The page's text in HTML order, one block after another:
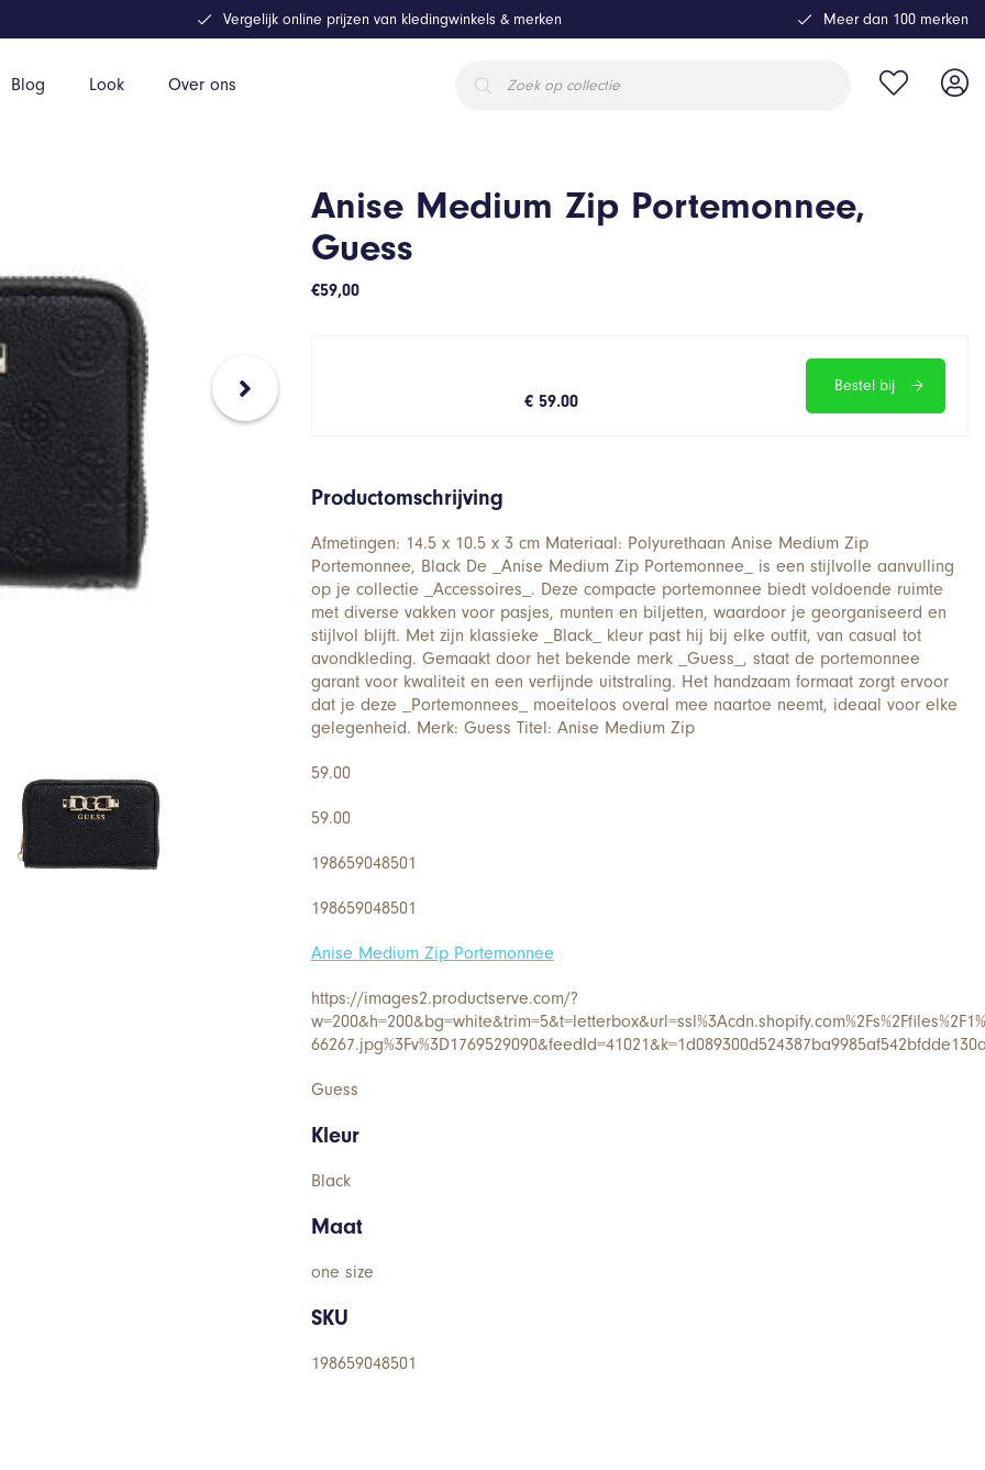
Blog Look Over ons
zoeken
Vergelijk online prijzen van kledingwinkels & merken Meer dan 100 merken
Anise Medium Zip Portemonnee,
Guess
€59,00
€ 59.00
Bestel bij
Productomschrijving
Afmetingen: 14.5 x 10.5 x 3 cm Materiaal: Polyurethaan Anise Medium Zip
Portemonnee, Black De _Anise Medium Zip Portemonnee_ is een stijlvolle aanvulling
op je collectie _Accessoires_. Deze compacte portemonnee biedt voldoende ruimte
met diverse vakken voor pasjes, munten en biljetten, waardoor je georganiseerd en
stijlvol blijft. Met zijn klassieke _Black_ kleur past hij bij elke outfit, van casual tot
avondkleding. Gemaakt door het bekende merk _Guess_, staat de portemonnee
garant voor kwaliteit en een verfijnde uitstraling. Het handzaam formaat zorgt ervoor
dat je deze _Portemonnees_ moeiteloos overal mee naartoe neemt, ideaal voor elke
gelegenheid. Merk: Guess Titel: Anise Medium Zip
59.00
59.00
198659048501
198659048501
Anise Medium Zip Portemonnee
https://images2.productserve.com/?
Guess
Kleur
Black
Maat
one size
SKU
198659048501